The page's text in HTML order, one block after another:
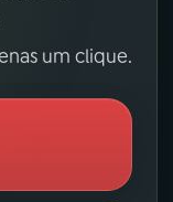
um clique.